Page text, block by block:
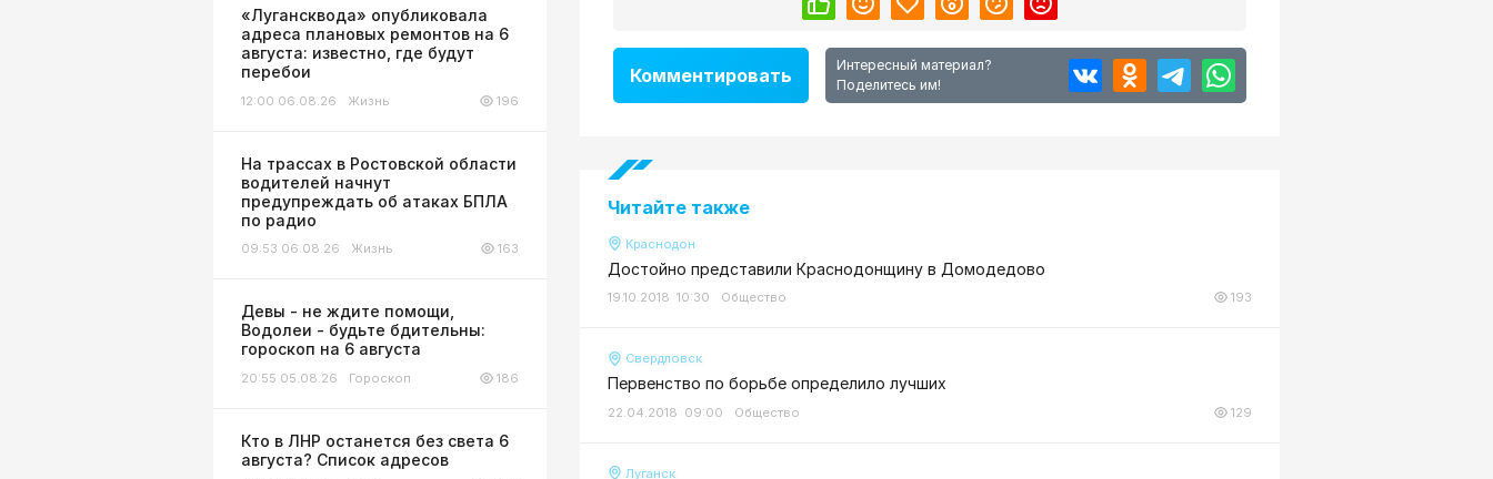
«Лугансквода» опубликовала
адреса плановых ремонтов на 6
августа: известно, где будут
перебои
12:00 06.08.26 Жизнь 196
На трассах в Ростовской области
водителей начнут
предупреждать об атаках БПЛА
по радио
09:53 06.08.26 Жизнь 163
Девы - не ждите помощи,
Водолеи - будьте бдительны:
гороскоп на 6 августа
20:55 05.08.26 Гороскоп 186
Кто в ЛНР останется без света 6
августа? Список адресов
Комментировать
Интересный материал?
Поделитесь им!
Читайте также
Краснодон
Достойно представили Краснодонщину в Домодедово
19.10.2018 10:30 Общество 193
Свердловск
Первенство по борьбе определило лучших
22.04.2018 09:00 Общество 129
Луганск